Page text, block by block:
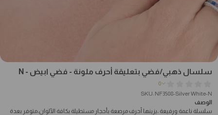
سلسال ذهبي/فضي بتعليقة أحرف ملونة - فضي ابيض - N
0
SKU: NF3508-Silver White-N
الوصف
سلسلة ناعمة ورفيعة ،يزينها أحرف مرصعة بأحجار مستطيلة بكافة الألوان،متوفر بعدة